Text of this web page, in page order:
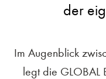
der
Im Augenblick
legt die GLOBAL